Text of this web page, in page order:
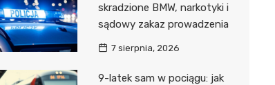
skradzione BMW, narkotyki i
sądowy zakaz prowadzenia
7 sierpnia, 2026
9-latek sam w pociągu: jak